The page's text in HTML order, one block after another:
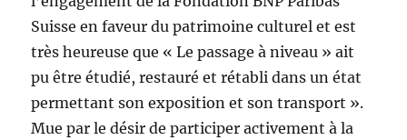
Suisse en faveur du patrimoine culturel et est
très heureuse que « Le passage à niveau » ait
pu être étudié, restauré et rétabli dans un état
permettant son exposition et son transport ».
Mue par le désir de participer activement à la